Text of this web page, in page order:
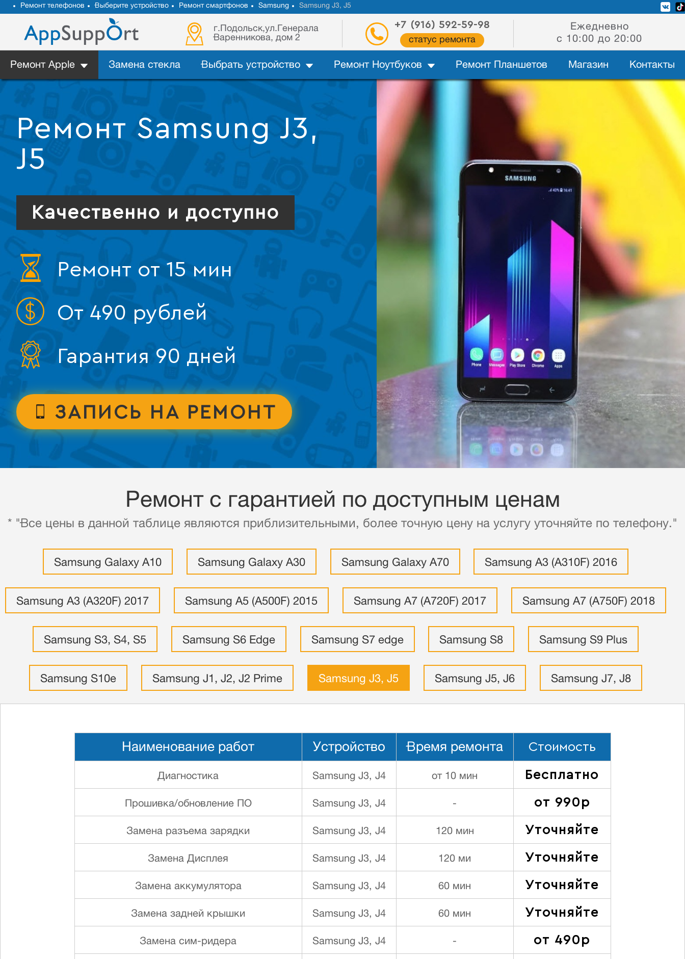
Ремонт телефонов Выберите устройство Ремонт смартфонов Samsung Samsung J3, J5
г.Подольск,ул.Генерала
Варенникова, дом 2
+7 (916) 592-59-98
статус ремонта
Ежедневно
с 10:00 до 20:00
Ремонт Apple Замена стекла Выбрать устройство Ремонт Ноутбуков Ремонт Планшетов Магазин Контакты
Ремонт Samsung J3,
J5
Качественно и доступно
Ремонт от 15 мин
От 490 рублей
Гарантия 90 дней
ЗАПИСЬ НА РЕМОНТ
Ремонт с гарантией по доступным ценам
* "Все цены в данной таблице являются приблизительными, более точную цену на услугу уточняйте по телефону."
Samsung Galaxy A10 Samsung Galaxy A30 Samsung Galaxy A70 Samsung A3 (A310F) 2016
Samsung A3 (A320F) 2017 Samsung A5 (A500F) 2015 Samsung A7 (A720F) 2017 Samsung A7 (A750F) 2018
Samsung S3, S4, S5 Samsung S6 Edge Samsung S7 edge Samsung S8 Samsung S9 Plus
Samsung S10e Samsung J1, J2, J2 Prime Samsung J3, J5 Samsung J5, J6 Samsung J7, J8
Наименование работ Устройство Время ремонта Стоимость
Диагностика Samsung J3, J4 от 10 мин Бесплатно
Прошивка/обновление ПО Samsung J3, J4 - от 990р
Замена разъема зарядки Samsung J3, J4 120 мин Уточняйте
Замена Дисплея Samsung J3, J4 120 ми Уточняйте
Замена аккумулятора Samsung J3, J4 60 мин Уточняйте
Замена задней крышки Samsung J3, J4 60 мин Уточняйте
Замена сим-ридера Samsung J3, J4 - от 490р